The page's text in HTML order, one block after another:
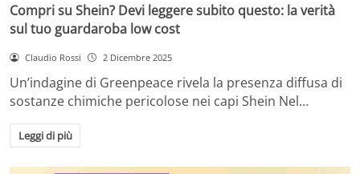
Compri su Shein? Devi leggere subito questo: la verità
sul tuo guardaroba low cost
Claudio Rossi 2 Dicembre 2025
Un’indagine di Greenpeace rivela la presenza diffusa di
sostanze chimiche pericolose nei capi Shein Nel…
Leggi di più